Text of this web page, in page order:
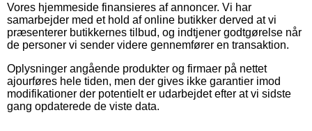
Vores hjemmeside finansieres af annoncer. Vi har
samarbejder med et hold af online butikker derved at vi
præsenterer butikkernes tilbud, og indtjener godtgørelse når
de personer vi sender videre gennemfører en transaktion.
Oplysninger angående produkter og firmaer på nettet
ajourføres hele tiden, men der gives ikke garantier imod
modifikationer der potentielt er udarbejdet efter at vi sidste
gang opdaterede de viste data.